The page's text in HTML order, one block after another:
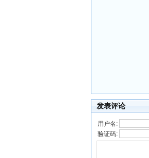
发表评论
用户名:
验证码: